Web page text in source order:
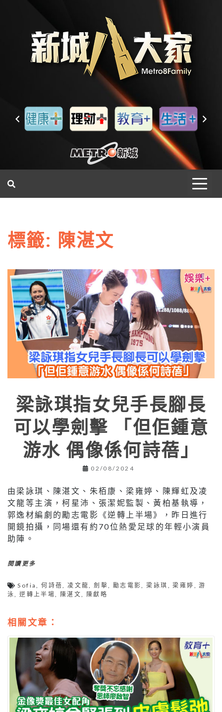
標籤: 陳湛文
梁詠琪指女兒手長腳長
可以學劍擊 「但佢鍾意
游水 偶像係何詩蓓」
02/08/2024
由梁詠琪、陳湛文、朱栢康、梁雍婷、陳輝虹及凌
文龍等主演，柯星沛、張潔妮監製、黃柏基執導，
郭逸材編劇的勵志電影《逆轉上半場》，昨日進行
開鏡拍攝，同場還有約70位熱愛足球的年輕小演員
助陣。
閱讀更多
Sofia ,何詩蓓 凌文龍 ,劍擊 勵志電影 ,梁詠琪 ,梁雍婷 ,游
泳
,逆轉上半場 陳湛文 陳獻略
相關文章：